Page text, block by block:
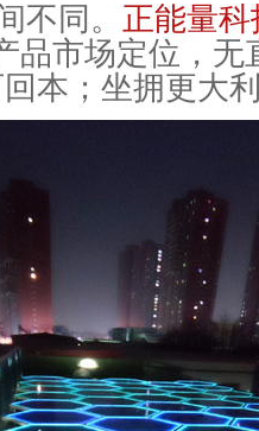
不同。 正能量科
品市场定位，无
本； 坐拥更大